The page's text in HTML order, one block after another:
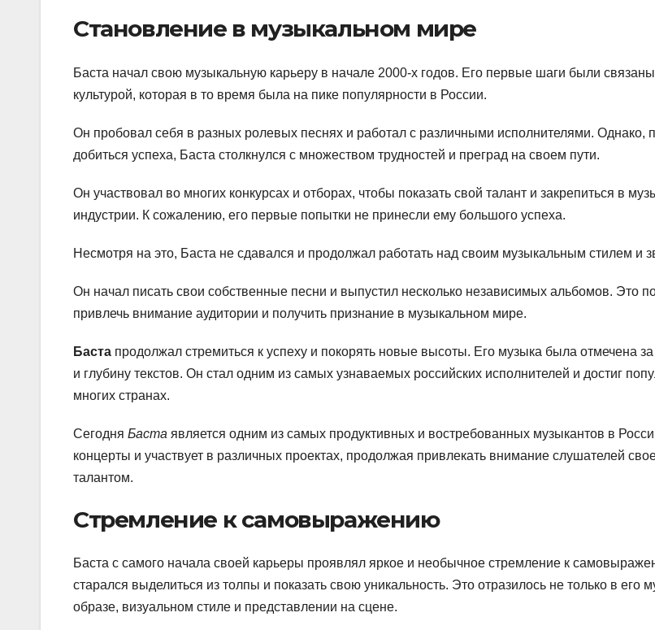
Становление в музыкальном мире
Баста начал свою музыкальную карьеру в начале 2000-х годов. Его первые шаги были
культурой, которая в то время была на пике популярности в России.
Он пробовал себя в разных ролевых песнях и работал с различными исполнителями. Однако,
добиться успеха, Баста столкнулся с множеством трудностей и преград на своем пути.
Он участвовал во многих конкурсах и отборах, чтобы показать свой талант и закрепиться в
индустрии. К сожалению, его первые попытки не принесли ему большого успеха.
Несмотря на это, Баста не сдавался и продолжал работать над своим музыкальным стилем и
Он начал писать свои собственные песни и выпустил несколько независимых альбомов. Это
привлечь внимание аудитории и получить признание в музыкальном мире.
Баста продолжал стремиться к успеху и покорять новые высоты. Его музыка была отмечена за
и глубину текстов. Он стал одним из самых узнаваемых российских исполнителей и достиг
многих странах.
Сегодня Баста является одним из самых продуктивных и востребованных музыкантов в
концерты и участвует в различных проектах, продолжая привлекать внимание слушателей
талантом.
Стремление к самовыражению
Баста с самого начала своей карьеры проявлял яркое и необычное стремление к
старался выделиться из толпы и показать свою уникальность. Это отразилось не только в его
образе, визуальном стиле и представлении на сцене.